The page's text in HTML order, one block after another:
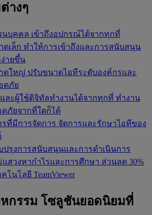
างๆ
นบุคคล เข้าถึงอุปกรณ์ได้จากทุกที่
ดเล็ก ทำให้การเข้าถึงและการสนับสนุน
ง่ายขึ้น
ดใหญ่ ปรับขนาดไอทีระดับองค์กรและ
ดภัย
ละผู้ใช้ดิจิทัลทำงานได้จากทุกที่ ทำงาน
ดภัยจากที่ใดก็ได้
รที่มีการจัดการ จัดการและรักษาไอทีของ
ปรุงการสนับสนุนและการดำเนินการ
แสวงหากำไรและการศึกษา ส่วนลด 30%
โนโลยี TeamViewer
กรรม โซลูชันยอดนิยมที่